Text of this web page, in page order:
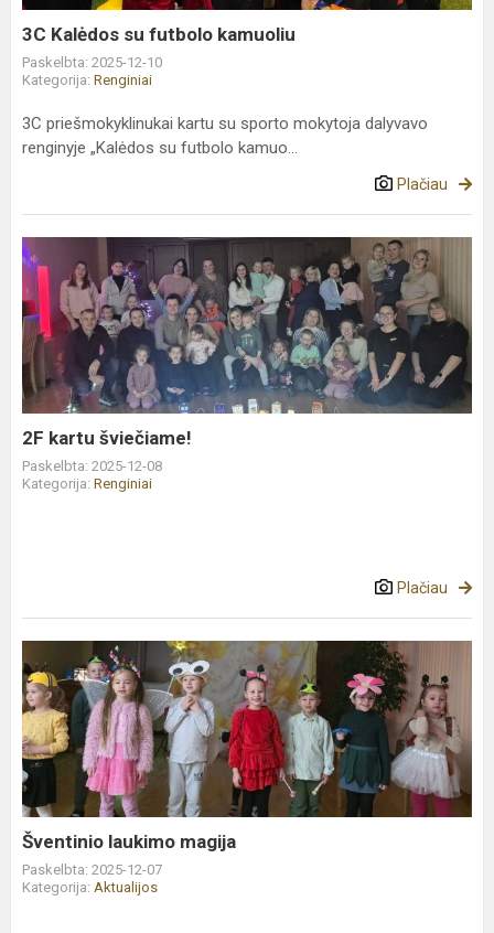
3C Kalėdos su futbolo kamuoliu
Paskelbta: 2025-12-10
Kategorija: Renginiai
3C priešmokyklinukai kartu su sporto mokytoja dalyvavo
renginyje „Kalėdos su futbolo kamuo...
Plačiau
2F
kartu
šviečiame!
2F kartu šviečiame!
Paskelbta: 2025-12-08
Kategorija: Renginiai
Plačiau
Šventinio
laukimo
magija
Šventinio laukimo magija
Paskelbta: 2025-12-07
Kategorija: Aktualijos